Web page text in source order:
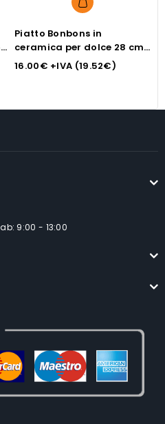
Piatto Bonbons in
ceramica per dolce 28 cm
con scritta stasera dolce
16.00€ +IVA (19.52€)
9:00 - 13:00